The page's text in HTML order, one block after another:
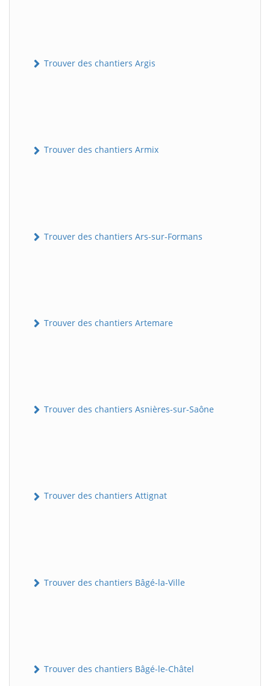
Trouver des chantiers Argis
Trouver des chantiers Armix
Trouver des chantiers Ars-sur-Formans
Trouver des chantiers Artemare
Trouver des chantiers Asnières-sur-Saône
Trouver des chantiers Attignat
Trouver des chantiers Bâgé-la-Ville
Trouver des chantiers Bâgé-le-Châtel